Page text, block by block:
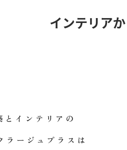
インテリア
インテリアの
ラージュプラスは